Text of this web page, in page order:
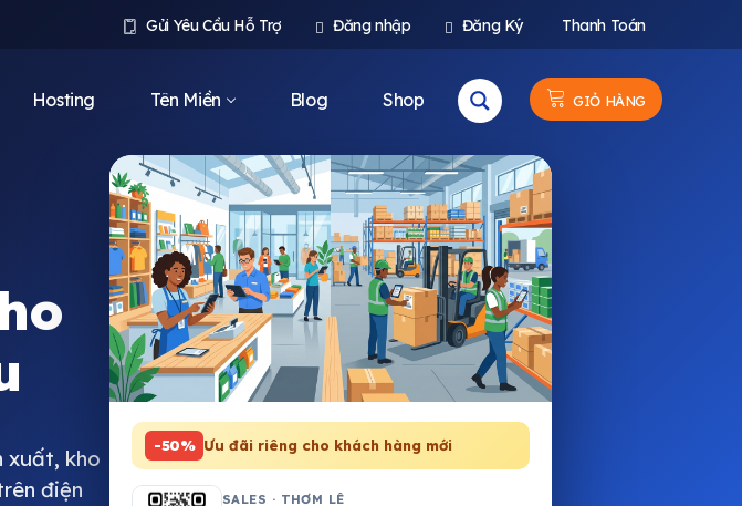
Gửi Yêu Cầu Hỗ Trợ Đăng nhập Đăng Ký Thanh Toán
Hosting Tên Miền Blog Shop GIỎ HÀNG
xuất, kho
điện
-50% Ưu đãi riêng cho khách hàng mới
SALES · THƠM LÊ